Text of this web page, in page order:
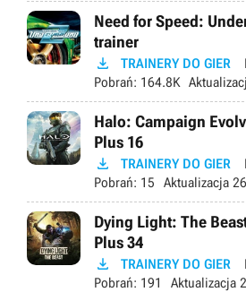
Need for Speed:
trainer
 TRAINERY DO GIER
Pobrań: 164.8K
Halo: Campaign
Plus 16
 TRAINERY DO GIER
Pobrań: 15 Aktualizacja
Dying Light: The
Plus 34
 TRAINERY DO GIER
Pobrań: 191 Aktualizacja